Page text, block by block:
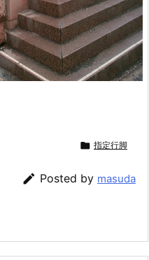
 指定行脚
 Posted by masuda